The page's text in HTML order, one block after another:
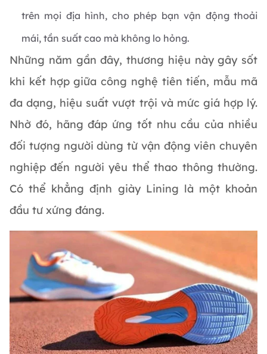
trên mọi địa hình, cho phép bạn vận động thoải
mái, tần suất cao mà không lo hỏng.
Những năm gần đây, thương hiệu này gây sốt
khi kết hợp giữa công nghệ tiên tiến, mẫu mã
đa dạng, hiệu suất vượt trội và mức giá hợp lý.
Nhờ đó, hãng đáp ứng tốt nhu cầu của nhiều
đối tượng người dùng từ vận động viên chuyên
nghiệp đến người yêu thể thao thông thường.
Có thể khẳng định giày Lining là một khoản
đầu tư xứng đáng.